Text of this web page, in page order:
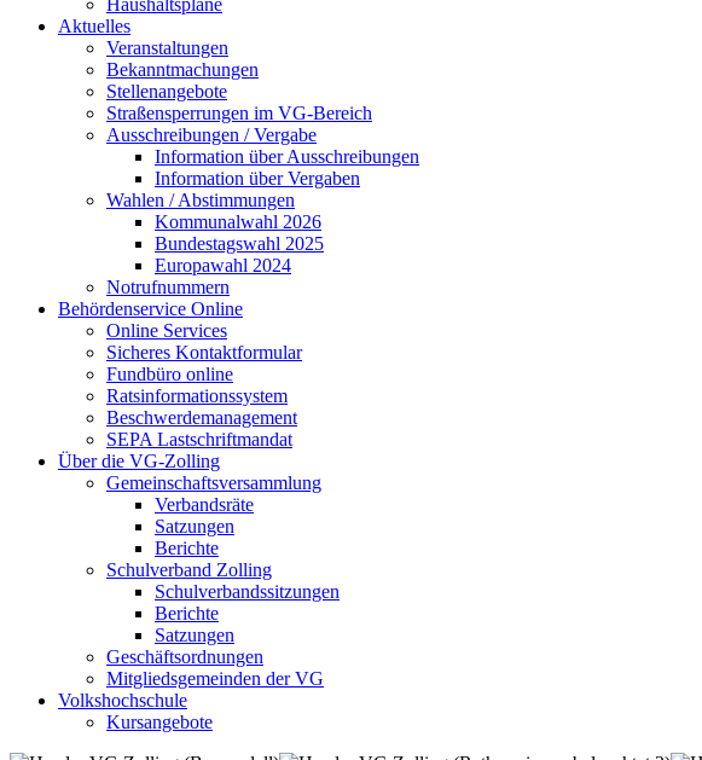
Haushaltspläne
Aktuelles
Veranstaltungen
Bekanntmachungen
Stellenangebote
Straßensperrungen im VG-Bereich
Ausschreibungen / Vergabe
Information über Ausschreibungen
Information über Vergaben
Wahlen / Abstimmungen
Kommunalwahl 2026
Bundestagswahl 2025
Europawahl 2024
Notrufnummern
Behördenservice Online
Online Services
Sicheres Kontaktformular
Fundbüro online
Ratsinformationssystem
Beschwerdemanagement
SEPA Lastschriftmandat
Über die VG-Zolling
Gemeinschaftsversammlung
Verbandsräte
Satzungen
Berichte
Schulverband Zolling
Schulverbandssitzungen
Berichte
Satzungen
Geschäftsordnungen
Mitgliedsgemeinden der VG
Volkshochschule
Kursangebote